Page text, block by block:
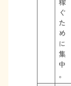
ぐ
た
め
に
集
中
。